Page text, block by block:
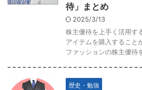
待」まとめ
2025/3/13
株主優待を上手く活用す
アイテムを購入するこ
ファッションの株主優待
歴史・勉強